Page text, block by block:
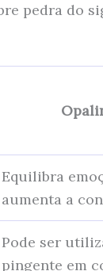
pedra do
Equilibra
aumenta a
Pode ser
pingente em